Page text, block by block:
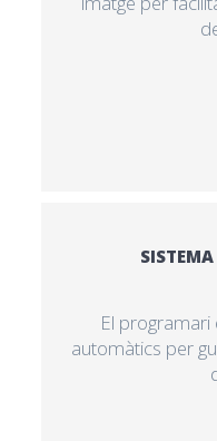
El programari
automàtics per